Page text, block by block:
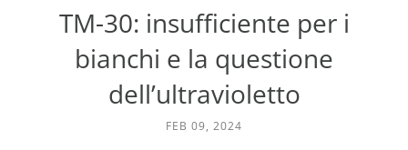
TM-30: insufficiente per i
bianchi e la questione
dell’ultravioletto
FEB 09, 2024